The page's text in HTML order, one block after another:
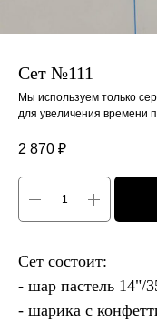
Сет №111
Мы используем только
для увеличения времени
2 870 ₽
Сет состоит:
- шар пастель 14"/
- шарика с